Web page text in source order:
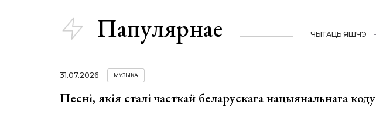
Папулярнае ЧЫТАЦЬ ЯШЧЭ
31.07.2026 МУЗЫКА
Песні, якія сталі часткай беларускага нацыянальнага коду